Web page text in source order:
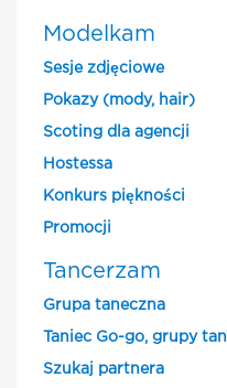
Modelkam
Sesje zdjęciowe
Pokazy (mody, hair)
Scoting dla agencji
Hostessa
Konkurs piękności
Promocji
Tancerzam
Grupa taneczna
Taniec Go-go, grupy
Szukaj partnera